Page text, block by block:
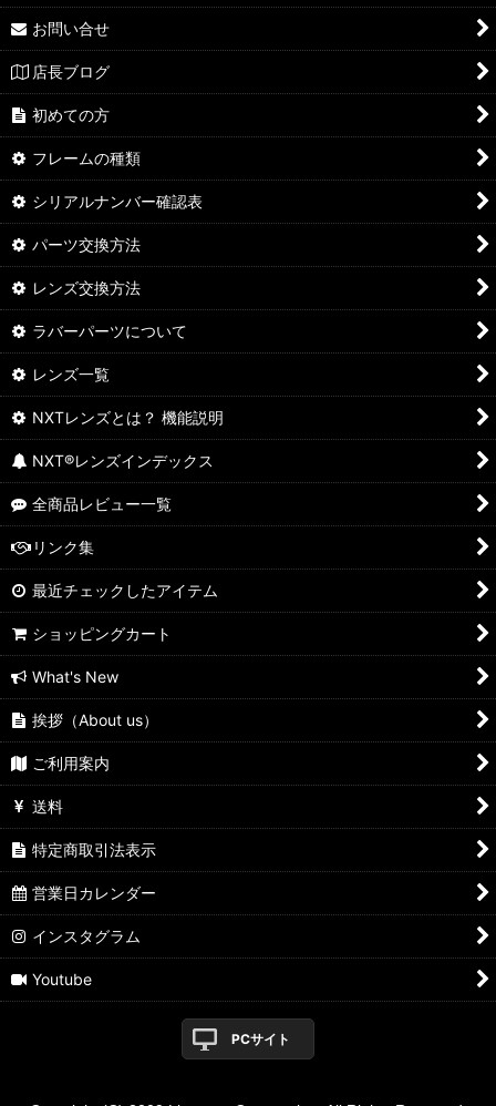
お問い合せ
店長ブログ
初めての方
フレームの種類
シリアルナンバー確認表
パーツ交換方法
レンズ交換方法
ラバーパーツについて
レンズ一覧
NXTレンズとは？ 機能説明
NXT®レンズインデックス
全商品レビュー一覧
リンク集
最近チェックしたアイテム
ショッピングカート
What's New
挨拶（About us）
ご利用案内
送料
特定商取引法表示
営業日カレンダー
インスタグラム
Youtube
PCサイト